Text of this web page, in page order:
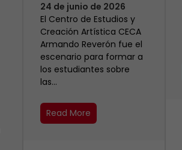
24 de junio de 2026
El Centro de Estudios y
Creación Artística CECA
Armando Reverón fue el
escenario para formar a
los estudiantes sobre
las…
Read More